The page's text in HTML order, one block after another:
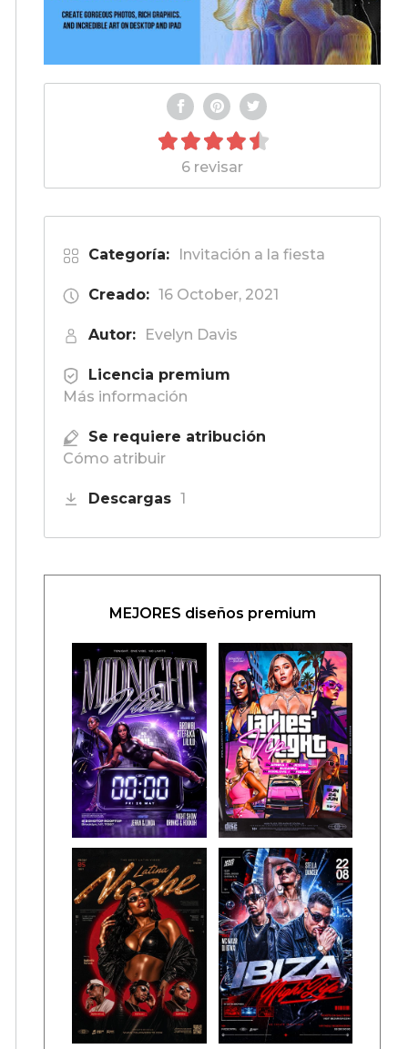
6 revisar
Categoría: Invitación a la fiesta
Creado: 16 October, 2021
Autor: Evelyn Davis
Licencia premium
Más información
Se requiere atribución
Cómo atribuir
Descargas 1
MEJORES diseños premium